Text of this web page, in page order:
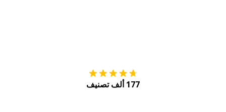
177 ألف تصنيف